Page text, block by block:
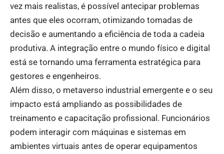
vez mais realistas, é possível antecipar problemas
antes que eles ocorram, otimizando tomadas de
decisão e aumentando a eficiência de toda a cadeia
produtiva. A integração entre o mundo físico e digital
está se tornando uma ferramenta estratégica para
gestores e engenheiros.
Além disso, o metaverso industrial emergente e o seu
impacto está ampliando as possibilidades de
treinamento e capacitação profissional. Funcionários
podem interagir com máquinas e sistemas em
ambientes virtuais antes de operar equipamentos